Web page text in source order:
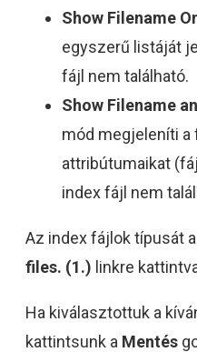
Show Filename
egyszerű listáját
fájl nem található.
Show Filename
mód megjeleníti a
attribútumaikat
index fájl nem
Az index fájlok típusát a
files. (1.) linkre
Ha kiválasztottuk a
kattintsunk a Mentés